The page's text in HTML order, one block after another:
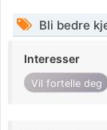
Bli bedre
Interesser
Vil fortelle deg